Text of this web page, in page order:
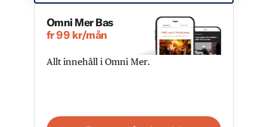
Omni Mer Bas
fr 99 kr/mån
Allt innehåll i Omni Mer.